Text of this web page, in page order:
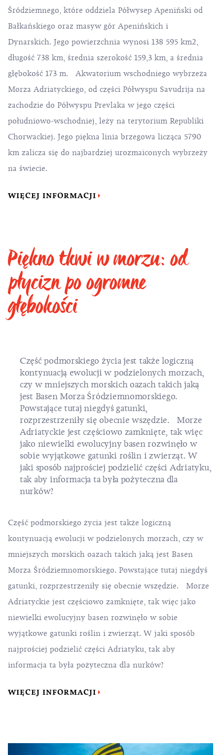
Śródziemnego, które oddziela Półwysep Apeniński od
Bałkańskiego oraz masyw gór Apenińskich i
Dynarskich. Jego powierzchnia wynosi 138 595 km2,
długość 738 km, średnia szerokość 159,3 km, a średnia
głębokość 173 m. Akwatorium wschodniego wybrzeża
Morza Adriatyckiego, od części Półwyspu Savudrija na
zachodzie do Półwyspu Prevlaka w jego części
południowo-wschodniej, leży na terytorium Republiki
Chorwackiej. Jego piękna linia brzegowa licząca 5790
km zalicza się do najbardziej urozmaiconych wybrzeży
na świecie.
WIĘCEJ INFORMACJI
Piękno tkwi w morzu: od
płycizn po ogromne
głębokości
Część podmorskiego życia jest także logiczną
kontynuacją ewolucji w podzielonych morzach,
czy w mniejszych morskich oazach takich jaką
jest Basen Morza Śródziemnomorskiego.
Powstające tutaj niegdyś gatunki,
rozprzestrzeniły się obecnie wszędzie. Morze
Adriatyckie jest częściowo zamknięte, tak więc
jako niewielki ewolucyjny basen rozwinęło w
sobie wyjątkowe gatunki roślin i zwierząt. W
jaki sposób najprościej podzielić części Adriatyku,
tak aby informacja ta była pożyteczna dla
nurków?
Część podmorskiego życia jest także logiczną
kontynuacją ewolucji w podzielonych morzach, czy w
mniejszych morskich oazach takich jaką jest Basen
Morza Śródziemnomorskiego. Powstające tutaj niegdyś
gatunki, rozprzestrzeniły się obecnie wszędzie. Morze
Adriatyckie jest częściowo zamknięte, tak więc jako
niewielki ewolucyjny basen rozwinęło w sobie
wyjątkowe gatunki roślin i zwierząt. W jaki sposób
najprościej podzielić części Adriatyku, tak aby
informacja ta była pożyteczna dla nurków?
WIĘCEJ INFORMACJI